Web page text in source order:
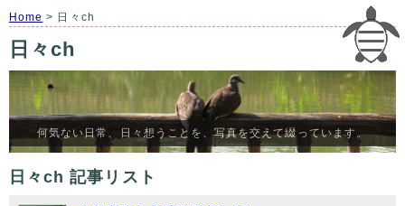
Home > 日々ch
日々ch
何気ない日常、日々想うことを、写真を交えて綴っています。
日々ch 記事リスト